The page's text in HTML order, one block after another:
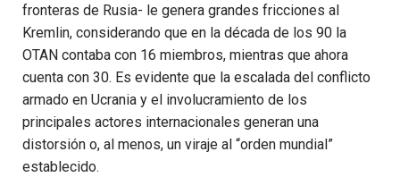
fronteras de Rusia- le genera grandes fricciones al
Kremlin, considerando que en la década de los 90 la
OTAN contaba con 16 miembros, mientras que ahora
cuenta con 30. Es evidente que la escalada del conflicto
armado en Ucrania y el involucramiento de los
principales actores internacionales generan una
distorsión o, al menos, un viraje al “orden mundial”
establecido.